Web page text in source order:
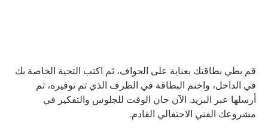
قم بطي بطاقتك بعناية على الحواف، ثم اكتب التحية الخاصة بك
في الداخل، واختم البطاقة في الظرف الذي تم توفيره، ثم
أرسلها عبر البريد. الآن حان الوقت للجلوس والتفكير في
مشروعك الفني الاحتفالي القادم.